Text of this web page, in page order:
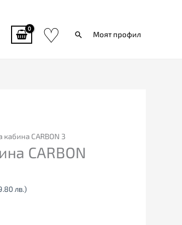
♡ ТърсиМоят профил
CARBON 3
CARBON
лв.)
2,495.00€
(4,879.80